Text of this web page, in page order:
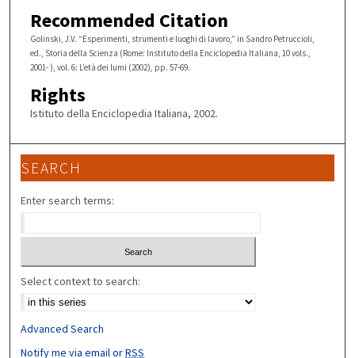
Recommended Citation
Golinski, J.V. “Esperimenti, strumenti e luoghi di lavoro,” in Sandro Petruccioli,
ed., Storia della Scienza (Rome: Instituto della Enciclopedia Italiana, 10 vols.,
2001- ), vol. 6: L’età dei lumi (2002), pp. 57-69.
Rights
Istituto della Enciclopedia Italiana, 2002.
SEARCH
Enter search terms:
Select context to search:
Advanced Search
Notify me via email orRSS